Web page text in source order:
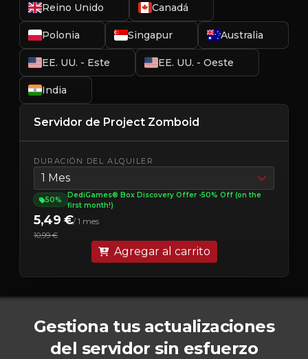
Reino Unido Canadá
Polonia Singapur Australia
EE. UU. - Este EE. UU. - Oeste
India
Servidor de Project Zomboid
DURACIÓN DEL ALQUILER
1 Mes
50%
DediGames® Box Discovery Offer -50% Off (on the
first month!)
5,49 €/ 1 mes
10,99 €
Agregar al carrito
Gestiona tus actualizaciones
del servidor sin esfuerzo